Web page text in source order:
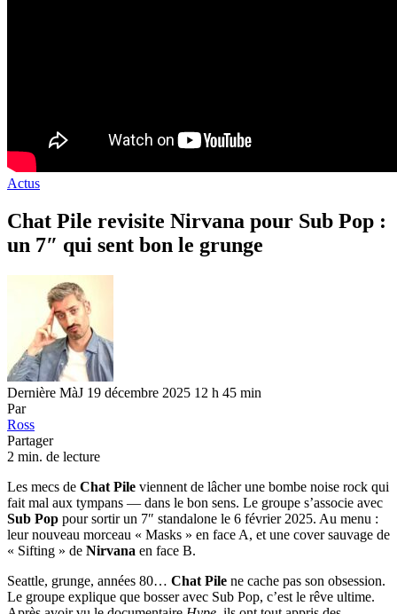
Actus
Chat Pile revisite Nirvana pour Sub Pop :
un 7″ qui sent bon le grunge
Dernière MàJ 19 décembre 2025 12 h 45 min
Par
Ross
Partager
2 min. de lecture
Les mecs de Chat Pile viennent de lâcher une bombe noise rock qui
fait mal aux tympans — dans le bon sens. Le groupe s’associe avec
Sub Pop pour sortir un 7″ standalone le 6 février 2025. Au menu :
leur nouveau morceau « Masks » en face A, et une cover sauvage de
« Sifting » de Nirvana en face B.
Seattle, grunge, années 80… Chat Pile ne cache pas son obsession.
Le groupe explique que bosser avec Sub Pop, c’est le rêve ultime.